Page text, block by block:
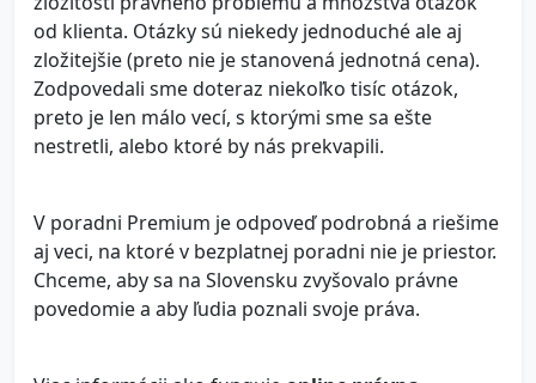
od klienta. Otázky sú niekedy jednoduché ale aj
zložitejšie (preto nie je stanovená jednotná cena).
Zodpovedali sme doteraz niekoľko tisíc otázok,
preto je len málo vecí, s ktorými sme sa ešte
nestretli, alebo ktoré by nás prekvapili.
V poradni Premium je odpoveď podrobná a riešime
aj veci, na ktoré v bezplatnej poradni nie je priestor.
Chceme, aby sa na Slovensku zvyšovalo právne
povedomie a aby ľudia poznali svoje práva.